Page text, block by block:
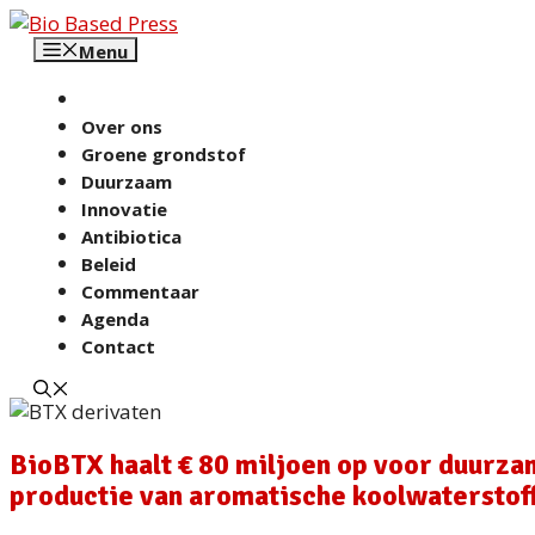
Ga
naar
inhoud
Menu
Over ons
Groene grondstof
Duurzaam
Innovatie
Antibiotica
Beleid
Commentaar
Agenda
Contact
BioBTX haalt € 80 miljoen op voor
productie van aromatische